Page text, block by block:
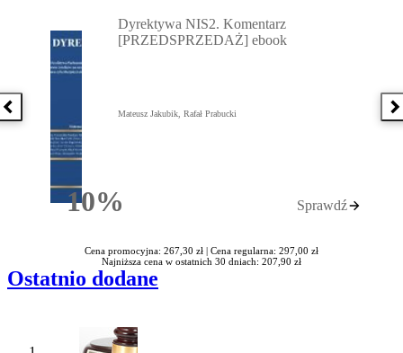
Poprzednia książka
10%Rabatu
Dyrektywa NIS2. Komentarz
[PRZEDSPRZEDAŻ] ebook
Mateusz Jakubik, Rafał Prabucki
Sprawdź
Cena promocyjna: 267,30 zł | Cena regularna: 297,00 zł
Najniższa cena w ostatnich 30 dniach: 207,90 zł
Ostatnio dodane